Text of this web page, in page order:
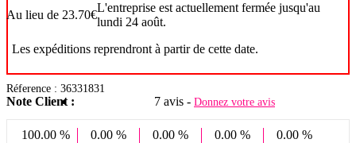
Au lieu de 23.70€L'entreprise est actuellement fermée jusqu'au
lundi 24 août.
Les expéditions reprendront à partir de cette date.
Réference : 36331831
Note Client : 7 avis - Donnez votre avis
100.00 % 0.00 % 0.00 % 0.00 % 0.00 %